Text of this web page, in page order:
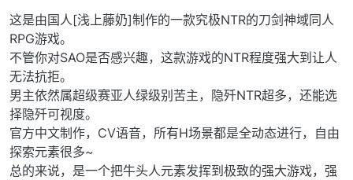
这是由国人[浅上藤奶]制作的一款究极NTR的刀剑神域同人
RPG游戏。
不管你对SAO是否感兴趣，这款游戏的NTR程度强大到让人
无法抗拒。
男主依然属超级赛亚人绿级别苦主，隐歼NTR超多，还能选
择隐歼可视度。
官方中文制作，CV语音，所有H场景都是全动态进行，自由
探索元素很多~
总的来说，是一个把牛头人元素发挥到极致的强大游戏，强